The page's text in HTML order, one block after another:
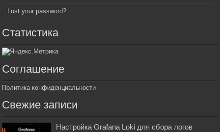
Lost your password?
Статистика
Соглашение
Политика конфиденциальности
Свежие записи
Настройка Grafana Loki для сбора логов